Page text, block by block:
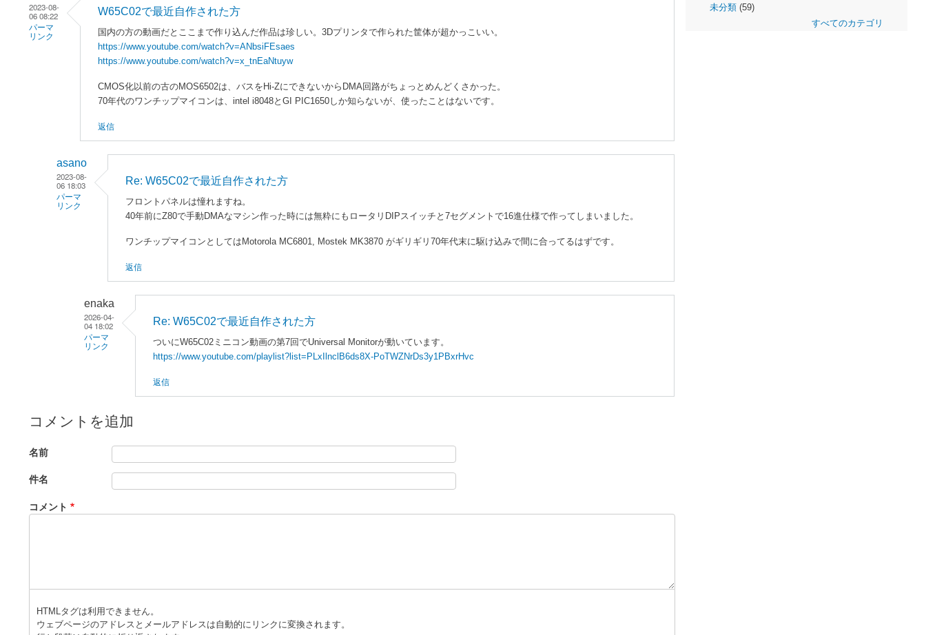
2023-08-
06 08:22
パーマ
リンク
W65C02で最近自作された方
国内の方の動画だとここまで作り込んだ作品は珍しい。3Dプリンタで作られた筐体が超かっこいい。
https://www.youtube.com/watch?v=ANbsiFEsaes
https://www.youtube.com/watch?v=x_tnEaNtuyw
CMOS化以前の古のMOS6502は、バスをHi-ZにできないからDMA回路がちょっとめんどくさかった。
70年代のワンチップマイコンは、intel i8048とGI PIC1650しか知らないが、使ったことはないです。
返信
asano
2023-08-
06 18:03
パーマ
リンク
近
方
信
Re: W65C02で最近自作された方
フロントパネルは憧れますね。
40年前にZ80で手動DMAなマシン作った時には無粋にもロータリDIPスイッチと7セグメントで16進仕様で作ってしまいました。
ワンチップマイコンとしてはMotorola MC6801, Mostek MK3870 がギリギリ70年代末に駆け込みで間に合ってるはずです。
返信
enaka
2026-04-
04 18:02
パーマ
リンク
e
C
0
2
Re: W65C02で最近自作された方
ついにW65C02ミニコン動画の第7回でUniversal Monitorが動いています。
https://www.youtube.com/playlist?list=PLxIlnclB6ds8X-PoTWZNrDs3y1PBxrHvc
返信
コメントを追加
名前
件名
コメント
HTMLタグは利用できません。
ウェブページのアドレスとメールアドレスは自動的にリンクに変換されます。
未分類(59)
すべてのカテゴリ